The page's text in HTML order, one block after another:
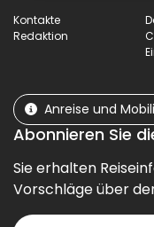
Kontakte
Redaktion
Anreise und
Abonnieren Sie
Sie erhalten
Vorschläge über